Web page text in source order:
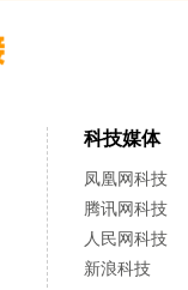
科技媒体
凤凰网科技
腾讯网科技
人民网科技
新浪科技